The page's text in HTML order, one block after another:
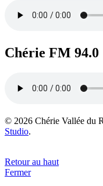
Chérie FM 94.0
© 2026 Chérie Vallée du
Studio.
Retour au haut
Fermer